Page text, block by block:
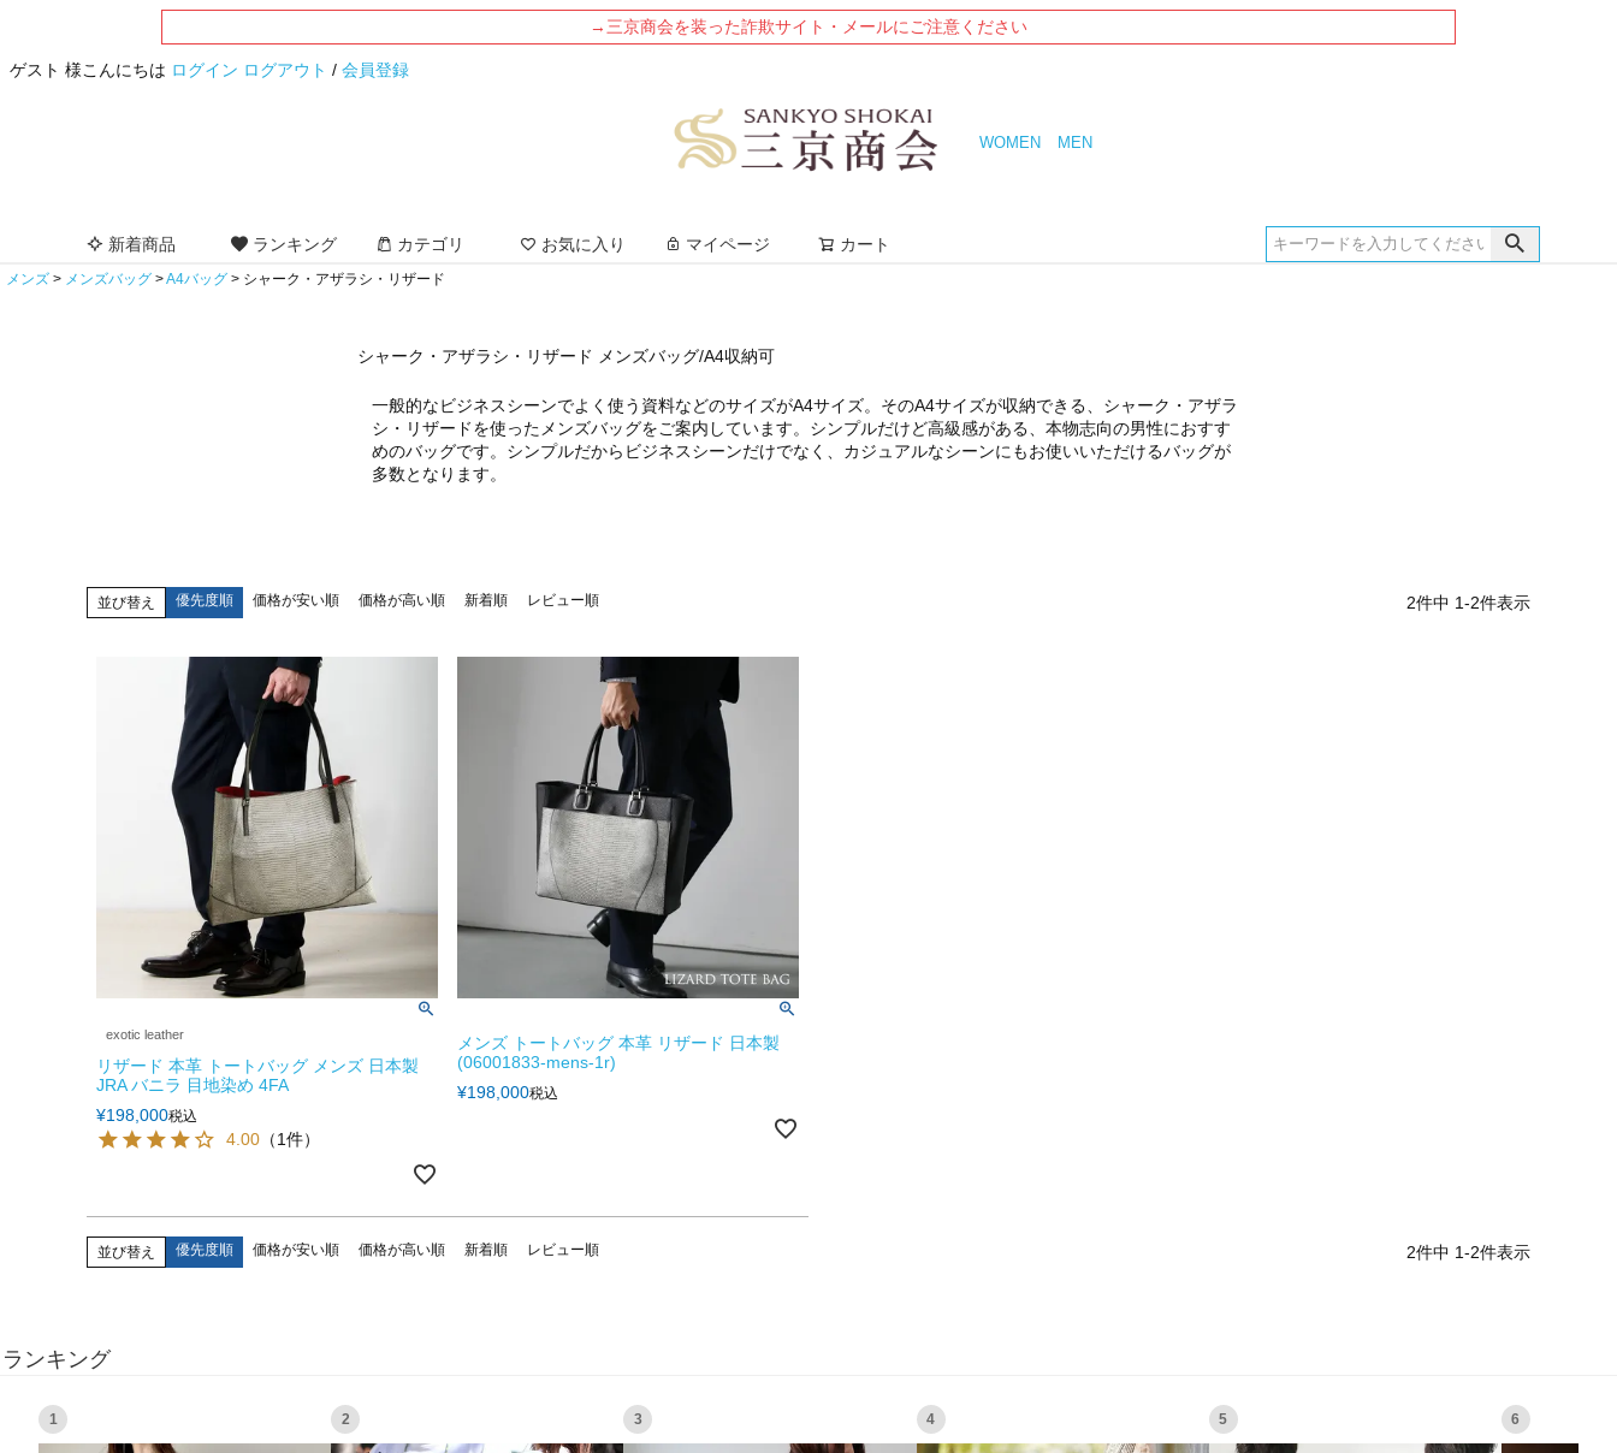
→三京商会を装った詐欺サイト・メールにご注意ください
ゲスト 様こんにちは ログイン ログアウト / 会員登録
WOMEN MEN
新着商品 ランキング カテゴリ お気に入り マイページ カート
メンズ メンズバッグ A4バッグ シャーク・アザラシ・リザード
シャーク・アザラシ・リザード メンズバッグ/A4収納可
一般的なビジネスシーンでよく使う資料などのサイズがA4サイズ。そのA4サイズが収納できる、シャーク・アザラ
シ・リザードを使ったメンズバッグをご案内しています。シンプルだけど高級感がある、本物志向の男性におすす
めのバッグです。シンプルだからビジネスシーンだけでなく、カジュアルなシーンにもお使いいただけるバッグが
多数となります。
並び替え 優先度順 価格が安い順 価格が高い順 新着順 レビュー順 2件中 1-2件表示
exotic leather
リザード 本革 トートバッグ メンズ 日本製
JRA バニラ 目地染め 4FA
¥198,000税込
4.00 （1件）
メンズ トートバッグ 本革 リザード 日本製
(06001833-mens-1r)
¥198,000税込
並び替え 優先度順 価格が安い順 価格が高い順 新着順 レビュー順 2件中 1-2件表示
ランキング
1 2 3 4 5 6